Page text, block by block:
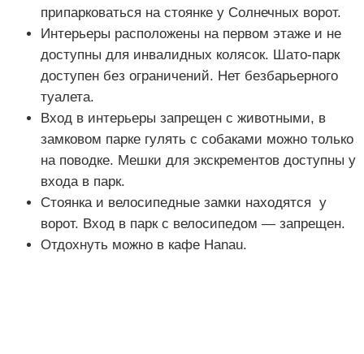
припарковаться на стоянке у Солнечных ворот.
Интерьеры расположены на первом этаже и не
доступны для инвалидных колясок. Шато-парк
доступен без ограничений. Нет безбарьерного
туалета.
Вход в интерьеры запрещен с животными, в
замковом парке гулять с собаками можно только
на поводке. Мешки для экскрементов доступны у
входа в парк.
Стоянка и велосипедные замки находятся у
ворот. Вход в парк с велосипедом — запрещен.
Отдохнуть можно в кафе Hanau.